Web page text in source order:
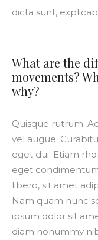
dicta sunt,
What are the
movements?
why?
Quisque rutrum.
vel augue.
eget dui. Etiam
eget
libero, sit amet
Nam quam nunc
ipsum dolor sit
diam nonummy